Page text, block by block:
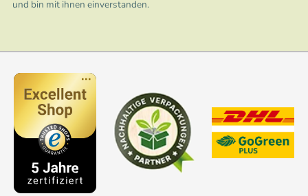
und bin mit ihnen einverstanden.